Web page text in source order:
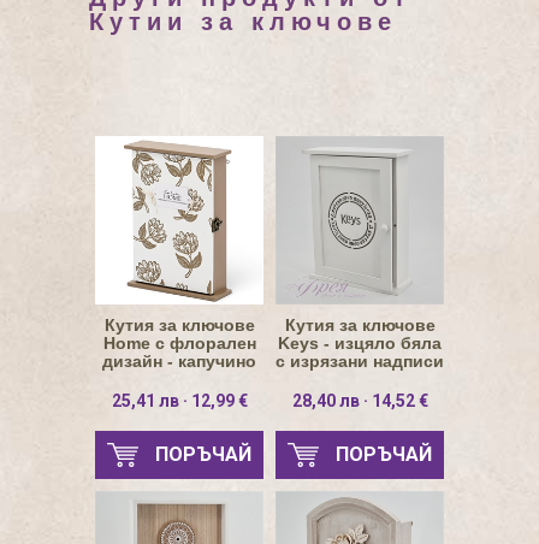
Кутии за ключове
Кутия за ключове
Home с флорален
дизайн - капучино
25,41 лв · 12,99 €
ПОРЪЧАЙ
Кутия за ключове
Keys - изцяло бяла
с изрязани надписи
28,40 лв · 14,52 €
ПОРЪЧАЙ